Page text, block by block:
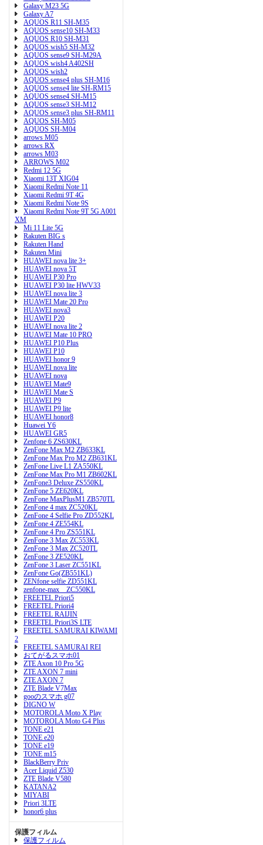
Galaxy M23 5G
Galaxy A7
AQUOS R11 SH-M35
AQUOS sense10 SH-M33
AQUOS R10 SH-M31
AQUOS wish5 SH-M32
AQUOS sense9 SH-M29A
AQUOS wish4 A402SH
AQUOS wish2
AQUOS sense4 plus SH-M16
AQUOS sense4 lite SH-RM15
AQUOS sense4 SH-M15
AQUOS sense3 SH-M12
AQUOS sense3 plus SH-RM11
AQUOS SH-M05
AQUOS SH-M04
arrows M05
arrows RX
arrows M03
ARROWS M02
Redmi 12 5G
Xiaomi 13T XIG04
Xiaomi Redmi Note 11
Xiaomi Redmi 9T 4G
Xiaomi Redmi Note 9S
Xiaomi Redmi Note 9T 5G A001
XM
Mi 11 Lite 5G
Rakuten BIG s
Rakuten Hand
Rakuten Mini
HUAWEI nova lite 3+
HUAWEI nova 5T
HUAWEI P30 Pro
HUAWEI P30 lite HWV33
HUAWEI nova lite 3
HUAWEI Mate 20 Pro
HUAWEI nova3
HUAWEI P20
HUAWEI nova lite 2
HUAWEI Mate 10 PRO
HUAWEI P10 Plus
HUAWEI P10
HUAWEI honor 9
HUAWEI nova lite
HUAWEI nova
HUAWEI Mate9
HUAWEI Mate S
HUAWEI P9
HUAWEI P9 lite
HUAWEI honor8
Huawei Y6
HUAWEI GR5
Zenfone 6 ZS630KL
ZenFone Max M2 ZB633KL
ZenFone Max Pro M2 ZB631KL
ZenFone Live L1 ZA550KL
ZenFone Max Pro M1 ZB602KL
ZenFone3 Deluxe ZS550KL
ZenFone 5 ZE620KL
ZenFone MaxPlusM1 ZB570TL
ZenFone 4 max ZC520KL
ZenFone 4 Selfie Pro ZD552KL
ZenFone 4 ZE554KL
ZenFone 4 Pro ZS551KL
ZenFone 3 Max ZC553KL
ZenFone 3 Max ZC520TL
ZenFone 3 ZE520KL
ZenFone 3 Laser ZC551KL
ZenFone Go(ZB551KL)
ZENfone selfie ZD551KL
zenfone-max ZC550KL
FREETEL Priori5
FREETEL Priori4
FREETEL RAIJIN
FREETEL Priori3S LTE
FREETEL SAMURAI KIWAMI
2
FREETEL SAMURAI REI
おてがるスマホ01
ZTE Axon 10 Pro 5G
ZTE AXON 7 mini
ZTE AXON 7
ZTE Blade V7Max
gooのスマホ g07
DIGNO W
MOTOROLA Moto X Play
MOTOROLA Moto G4 Plus
TONE e21
TONE e20
TONE e19
TONE m15
BlackBerry Priv
Acer Liquid Z530
ZTE Blade V580
KATANA2
MIYABI
Priori 3LTE
honor6 plus
保護フィルム
保護フィルム